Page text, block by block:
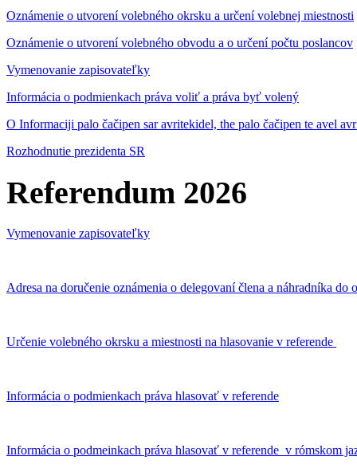
Oznámenie o utvorení volebného okrsku a určení volebnej miestnosti
Oznámenie o utvorení volebného obvodu a o určení počtu poslancov
Vymenovanie zapisovateľky
Informácia o podmienkach práva voliť a práva byť volený
O Informaciji palo čačipen sar avritekidel, the palo čačipen te avel
Rozhodnutie prezidenta SR
Referendum 2026
Vymenovanie zapisovateľky
Adresa na doručenie oznámenia o delegovaní člena a náhradníka
Určenie volebného okrsku a miestnosti na hlasovanie v referende
Informácia o podmienkach práva hlasovať v referende
Informácia o podmeinkach práva hlasovať v referende v rómskom